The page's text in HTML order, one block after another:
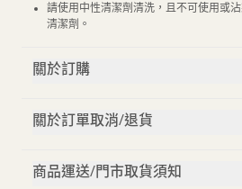
請使用中性清潔劑清洗，且不可使用或
清潔劑。
關於訂購
關於訂單取消/退貨
商品運送/門市取貨須知